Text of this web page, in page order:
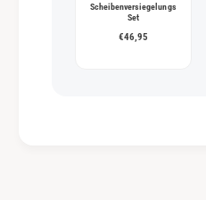
Scheibenversiegelungs
Set
€46,95